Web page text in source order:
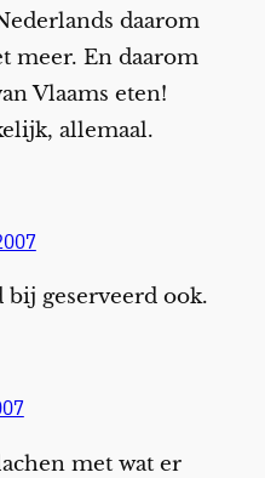
daarom
meer. En daarom
Vlaams eten!
allemaal.
geserveerd ook.
met wat er